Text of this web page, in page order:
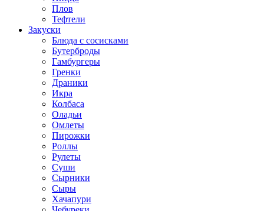
Плов
Тефтели
Закуски
Блюда с сосисками
Бутерброды
Гамбургеры
Гренки
Драники
Икра
Колбаса
Оладьи
Омлеты
Пирожки
Роллы
Рулеты
Суши
Сырники
Сыры
Хачапури